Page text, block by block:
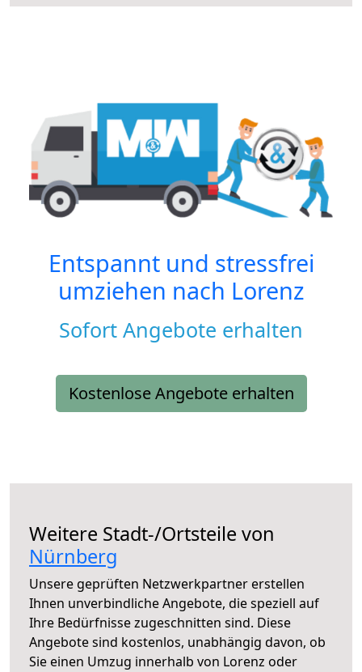
Entspannt und stressfrei
umziehen nach Lorenz
Sofort Angebote erhalten
Kostenlose Angebote erhalten
Weitere Stadt-/Ortsteile von
Nürnberg
Unsere geprüften Netzwerkpartner erstellen
Ihnen unverbindliche Angebote, die speziell auf
Ihre Bedürfnisse zugeschnitten sind. Diese
Angebote sind kostenlos, unabhängig davon, ob
Sie einen Umzug innerhalb von Lorenz oder